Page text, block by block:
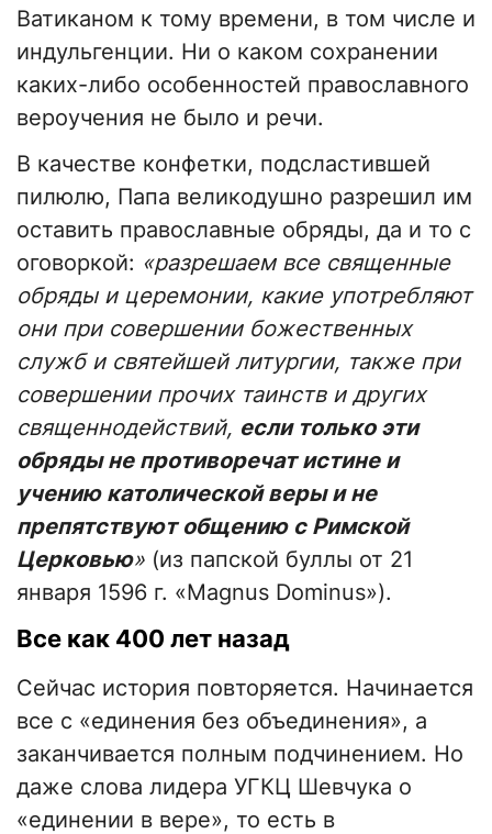
Ватиканом к тому времени, в том числе и
индульгенции. Ни о каком сохранении
каких-либо особенностей православного
вероучения не было и речи.
В качестве конфетки, подсластившей
пилюлю, Папа великодушно разрешил им
оставить православные обряды, да и то с
оговоркой: «разрешаем все священные
обряды и церемонии, какие употребляют
они при совершении божественных
служб и святейшей литургии, также при
совершении прочих таинств и других
священнодействий, если только эти
обряды не противоречат истине и
учению католической веры и не
препятствуют общению с Римской
Церковью» (из папской буллы от 21
января 1596 г. «Magnus Dominus»).
Все как 400 лет назад
Сейчас история повторяется. Начинается
все с «единения без объединения», а
заканчивается полным подчинением. Но
даже слова лидера УГКЦ Шевчука о
«единении в вере», то есть в